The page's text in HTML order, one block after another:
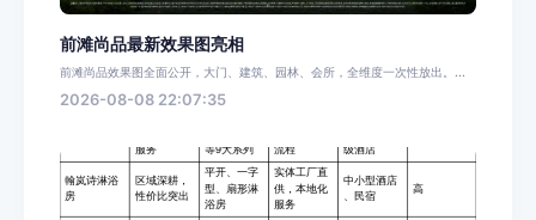
前滩尚品最新效果图亮相
前滩尚品效果图全面公开，大门、建筑、园林、会所，全维度一次性放出。...
2026-08-08 22:07:35